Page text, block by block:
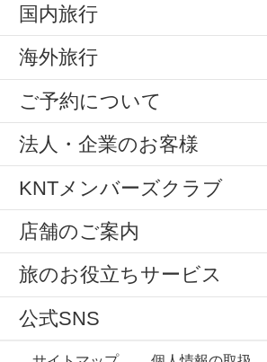
国内旅行
海外旅行
ご予約について
法人・企業のお客様
KNTメンバーズクラブ
店舗のご案内
旅のお役立ちサービス
公式SNS